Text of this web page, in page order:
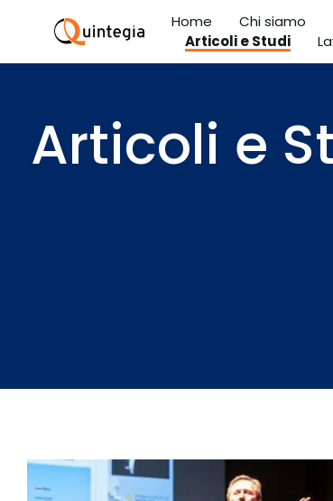
Home Chi siamo
Articoli e Studi
Articoli e